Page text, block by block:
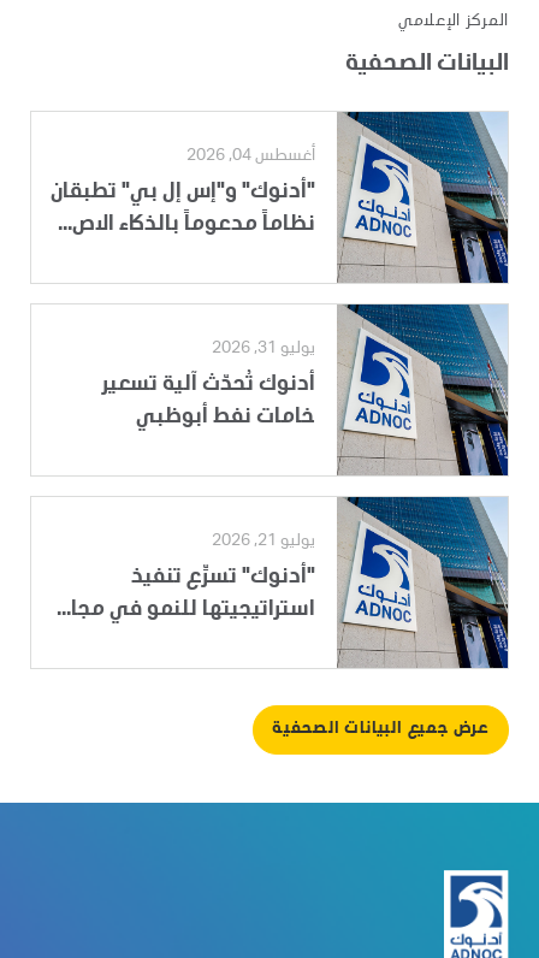
المركز الإعلامي
البيانات الصحفية
أغسطس 04, 2026
"أدنوك" و"إس إل بي" تطبقان
نظاماً مدعوماً بالذكاء الاص...
يوليو 31, 2026
أدنوك تُحدّث آلية تسعير
خامات نفط أبوظبي
يوليو 21, 2026
"أدنوك" تسرِّع تنفيذ
استراتيجيتها للنمو في مجا...
عرض جميع البيانات الصحفية